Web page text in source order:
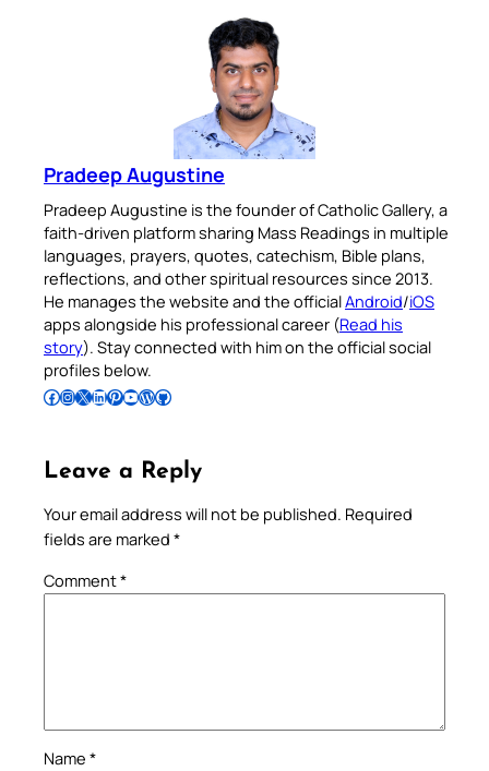
Pradeep Augustine
Pradeep Augustine is the founder of Catholic Gallery, a
faith-driven platform sharing Mass Readings in multiple
languages, prayers, quotes, catechism, Bible plans,
reflections, and other spiritual resources since 2013.
He manages the website and the officialAndroid/iOS
apps alongside his professional career (Read his
story). Stay connected with him on the official social
profiles below.
Follow Pradeep on Facebook Follow Pradeep on InstagramFollow Pradeep on X Follow Pradeep on LinkedIn Follow Pradeep on Pinterest Subscribe to Pradeep’s Youtube Channel Follow Pradeep on WordPress Follow Pradeep on GitHub
Leave a Reply
Your email address will not be published. Required
fields are marked *
Comment*
Name *